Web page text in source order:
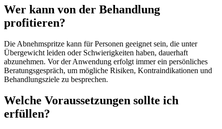
Wer kann von der Behandlung
profitieren?
Die Abnehmspritze kann für Personen geeignet sein, die unter
Übergewicht leiden oder Schwierigkeiten haben, dauerhaft
abzunehmen. Vor der Anwendung erfolgt immer ein persönliches
Beratungsgespräch, um mögliche Risiken, Kontraindikationen und
Behandlungsziele zu besprechen.
Welche Voraussetzungen sollte ich
erfüllen?